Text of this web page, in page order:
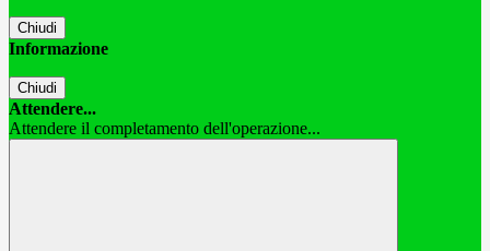
Chiudi
Informazione
Chiudi
Attendere...
Attendere il completamento dell'operazione...